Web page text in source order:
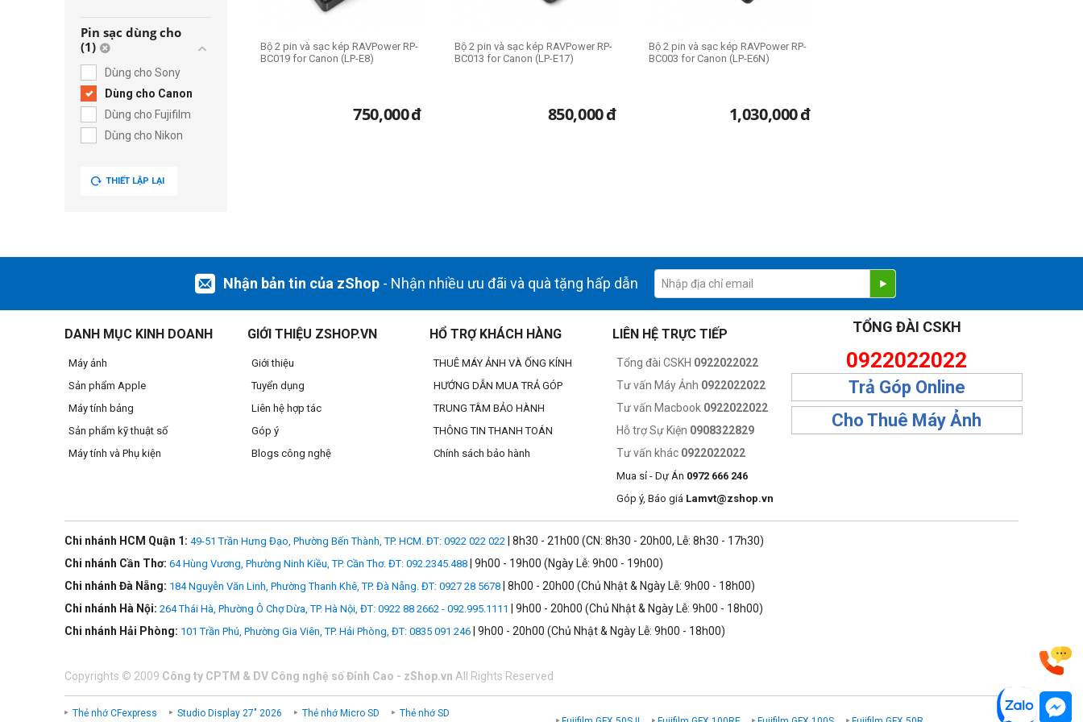
Pin sạc dùng cho
(1)
Dùng cho Sony
Dùng cho Canon
Dùng cho Fujifilm
Dùng cho Nikon
THIẾT LẬP LẠI
Bộ 2 pin và sạc kép RAVPower RP-
BC019 for Canon (LP-E8)
750,000đ
Bộ 2 pin và sạc kép RAVPower RP-
BC013 for Canon (LP-E17)
850,000đ
Bộ 2 pin và sạc kép RAVPower RP-
BC003 for Canon (LP-E6N)
1,030,000đ
Nhận bản tin của zShop - Nhận nhiều ưu đãi và quà tặng hấp dẫn
DANH MỤC KINH DOANH
Máy ảnh
Sản phẩm Apple
Máy tính bảng
Sản phẩm kỹ thuật số
Máy tính và Phụ kiện
GIỚI THIỆU ZSHOP.VN
Giới thiệu
Tuyển dụng
Liên hệ hợp tác
Góp ý
Blogs công nghệ
HỔ TRỢ KHÁCH HÀNG
THUÊ MÁY ẢNH VÀ ỐNG KÍNH
HƯỚNG DẪN MUA TRẢ GÓP
TRUNG TÂM BẢO HÀNH
THÔNG TIN THANH TOÁN
Chính sách bảo hành
LIÊN HỆ TRỰC TIẾP
Tổng đài CSKH 0922022022
Tư vấn Máy Ảnh 0922022022
Tư vấn Macbook 0922022022
Hỗ trợ Sự Kiện 0908322829
Tư vấn khác 0922022022
Mua sỉ - Dự Án 0972 666 246
Góp ý, Báo giá Lamvt@zshop.vn
TỔNG ĐÀI CSKH
0922022022
Trả Góp Online
Cho Thuê Máy Ảnh
Chi nhánh HCM Quận 1: 49-51 Trần Hưng Đạo, Phường Bến Thành, TP. HCM. ĐT: 0922 022 022 | 8h30 - 21h00 (CN: 8h30 - 20h00, Lễ: 8h30 - 17h30)
Chi nhánh Cần Thơ: 64 Hùng Vương, Phường Ninh Kiều, TP. Cần Thơ. ĐT: 092.2345.488 | 9h00 - 19h00 (Ngày Lễ: 9h00 - 19h00)
Chi nhánh Đà Nẵng: 184 Nguyễn Văn Linh, Phường Thanh Khê, TP. Đà Nẵng. ĐT: 0927 28 5678 | 8h00 - 20h00 (Chủ Nhật & Ngày Lễ: 9h00 - 18h00)
Chi nhánh Hà Nội: 264 Thái Hà, Phường Ô Chợ Dừa, TP. Hà Nội, ĐT: 0922 88 2662 - 092.995.1111
| 9h00 - 20h00 (Chủ Nhật & Ngày Lễ: 9h00 - 18h00)
Chi nhánh Hải Phòng: 101 Trần Phú, Phường Gia Viên, TP. Hải Phòng, ĐT: 0835 091 246 | 9h00 - 20h00 (Chủ Nhật & Ngày Lễ: 9h00 - 18h00)
Copyrights © 2009 Công ty CPTM & DV Công nghệ số Đỉnh Cao - zShop.vn All Rights Reserved
Thẻ nhớ CFexpress Studio Display 27" 2026 Thẻ nhớ Micro SD Thẻ nhớ SD